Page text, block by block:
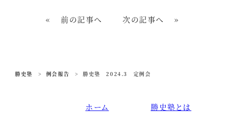
« 前の記事へ 次の記事へ »
勝史塾 > 例会報告 > 勝史塾 2024.3 定例会
ホーム 勝史塾とは